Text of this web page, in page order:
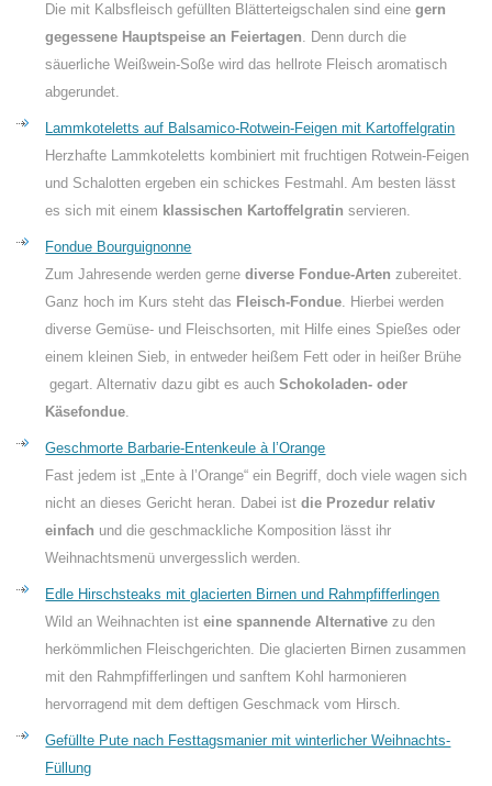
Die mit Kalbsfleisch gefüllten Blätterteigschalen sind einegern
gegessene Hauptspeise an Feiertagen. Denn durch die
säuerliche Weißwein-Soße wird das hellrote Fleisch aromatisch
abgerundet.
Lammkoteletts auf Balsamico-Rotwein-Feigen mit Kartoffelgratin
Herzhafte Lammkoteletts kombiniert mit fruchtigen Rotwein-Feigen
und Schalotten ergeben ein schickes Festmahl. Am besten lässt
es sich mit einem klassischen Kartoffelgratin servieren.
Fondue Bourguignonne
Zum Jahresende werden gernediverse Fondue-Arten zubereitet.
Ganz hoch im Kurs steht das Fleisch-Fondue. Hierbei werden
diverse Gemüse- und Fleischsorten, mit Hilfe eines Spießes oder
einem kleinen Sieb, in entweder heißem Fett oder in heißer Brühe
gegart. Alternativ dazu gibt es auchSchokoladen- oder
Käsefondue.
Geschmorte Barbarie-Entenkeule à l’Orange
Fast jedem ist „Ente à l’Orange“ ein Begriff, doch viele wagen sich
nicht an dieses Gericht heran. Dabei istdie Prozedur relativ
einfach und die geschmackliche Komposition lässt ihr
Weihnachtsmenü unvergesslich werden.
Edle Hirschsteaks mit glacierten Birnen und Rahmpfifferlingen
Wild an Weihnachten isteine spannende Alternative zu den
herkömmlichen Fleischgerichten. Die glacierten Birnen zusammen
mit den Rahmpfifferlingen und sanftem Kohl harmonieren
hervorragend mit dem deftigen Geschmack vom Hirsch.
Gefüllte Pute nach Festtagsmanier mit winterlicher Weihnachts-
Füllung